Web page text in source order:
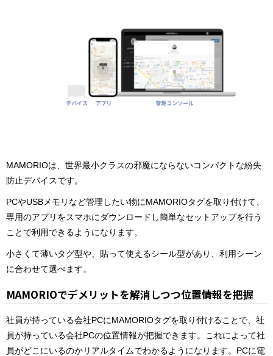
MAMORIOは、世界最小クラスの邪魔にならないコンパクトな紛失
防止デバイスです。
PCやUSBメモリなど管理したい物にMAMORIOタグを取り付けて、
専用のアプリをスマホにダウンロードし簡単なセットアップを行う
ことで利用できるようになります。
小さくて薄いタグ型や、貼って使えるシール型があり、利用シーン
に合わせて選べます。
MAMORIOでデメリットを解消しつつ位置情報を把握
社員が持っている会社PCにMAMORIOタグを取り付けることで、社
員が持っている会社PCの位置情報が把握できます。これによって社
員がどこにいるのかリアルタイムでわかるようになります。PCに電